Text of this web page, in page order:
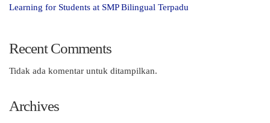
Learning for Students at SMP Bilingual Terpadu
Recent Comments
Tidak ada komentar untuk ditampilkan.
Archives